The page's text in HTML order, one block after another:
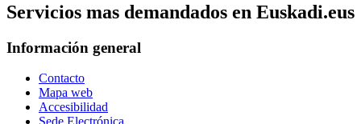
Servicios mas demandados en Euskadi.eus
Información general
Contacto
Mapa web
Accesibilidad